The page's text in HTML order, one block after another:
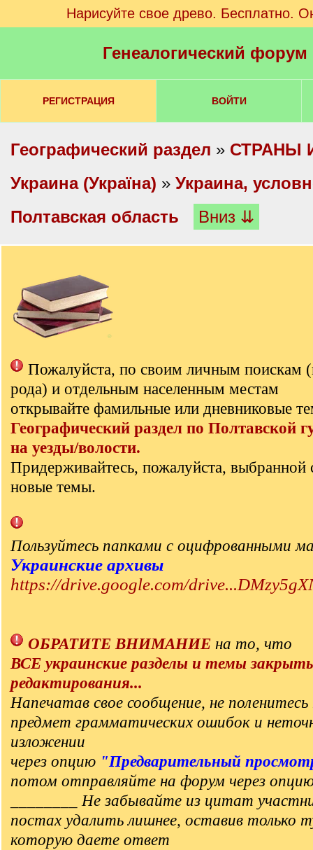
Нарисуйте свое древо. Бесплатно.
Генеалогический
РЕГИСТРАЦИЯ ВОЙТИ
Географический раздел » СТРАНЫ
Украина (Україна) » Украина,
Полтавская область
Вниз ⇊
Пожалуйста, по своим личным поискам
рода) и отдельным населенным местам
открывайте фамильные или дневниковые
Географический раздел по Полтавской
на уезды/волости.
Придерживайтесь, пожалуйста, выбранной
новые темы.
Пользуйтесь папками с оцифрованными
Украинские архивы
https://drive.google.com/
ОБРАТИТЕ ВНИМАНИЕ на то, что
ВСЕ украинские разделы и темы
редактирования...
Напечатав свое сообщение, не
предмет грамматических ошибок и
изложении
через опцию "Предварительный
потом отправляйте на форум через
________ Не забывайте из цитат
постах удалить лишнее, оставив только
которую даете ответ